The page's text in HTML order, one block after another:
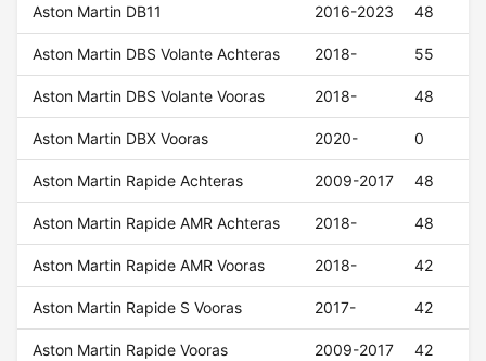
Aston Martin DB11 2016-2023 48
Aston Martin DBS Volante Achteras 2018- 55
Aston Martin DBS Volante Vooras 2018- 48
Aston Martin DBX Vooras 2020- 0
Aston Martin Rapide Achteras 2009-2017 48
Aston Martin Rapide AMR Achteras 2018- 48
Aston Martin Rapide AMR Vooras 2018- 42
Aston Martin Rapide S Vooras 2017- 42
Aston Martin Rapide Vooras 2009-2017 42